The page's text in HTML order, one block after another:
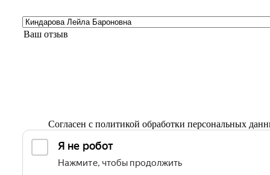
Согласен с политикой обработки персональных